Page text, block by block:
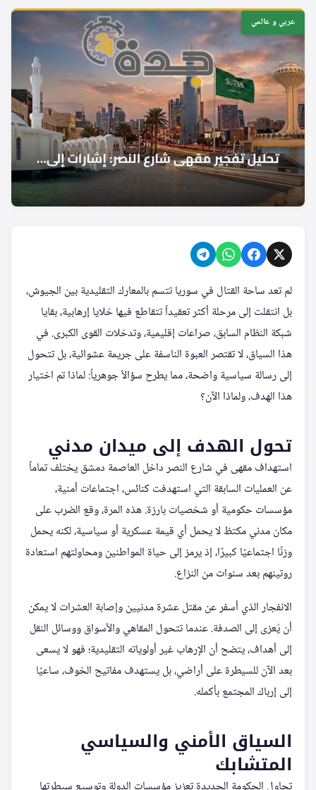
عربي و عالمي
لم تعد ساحة القتال في سوريا تتسم بالمعارك التقليدية بين الجيوش،
بل انتقلت إلى مرحلة أكثر تعقيداً تتقاطع فيها خلايا إرهابية، بقايا
شبكة النظام السابق، صراعات إقليمية، وتدخلات القوى الكبرى. في
هذا السياق، لا تقتصر العبوة الناسفة على جريمة عشوائية، بل تتحول
إلى رسالة سياسية واضحة، مما يطرح سؤالاً جوهرياً: لماذا تم اختيار
هذا الهدف، ولماذا الآن؟
تحول الهدف إلى ميدان مدني
استهداف مقهى في شارع النصر داخل العاصمة دمشق يختلف تماماً
عن العمليات السابقة التي استهدفت كنائس، اجتماعات أمنية،
مؤسسات حكومية أو شخصيات بارزة. هذه المرة، وقع الضرب على
مكان مدني مكتظ لا يحمل أي قيمة عسكرية أو سياسية، لكنه يحمل
وزنًا اجتماعيًا كبيرًا، إذ يرمز إلى حياة المواطنين ومحاولتهم استعادة
روتينهم بعد سنوات من النزاع.
الانفجار الذي أسفر عن مقتل عشرة مدنيين وإصابة العشرات لا يمكن
أن يُعزى إلى الصدفة. عندما تتحول المقاهي والأسواق ووسائل النقل
إلى أهداف، يتضح أن الإرهاب غير أولوياته التقليدية؛ فهو لا يسعى
بعد الآن للسيطرة على أراضي، بل يستهدف مفاتيح الخوف، ساعيًا
إلى إرباك المجتمع بأكمله.
السياق الأمني والسياسي
المتشابك